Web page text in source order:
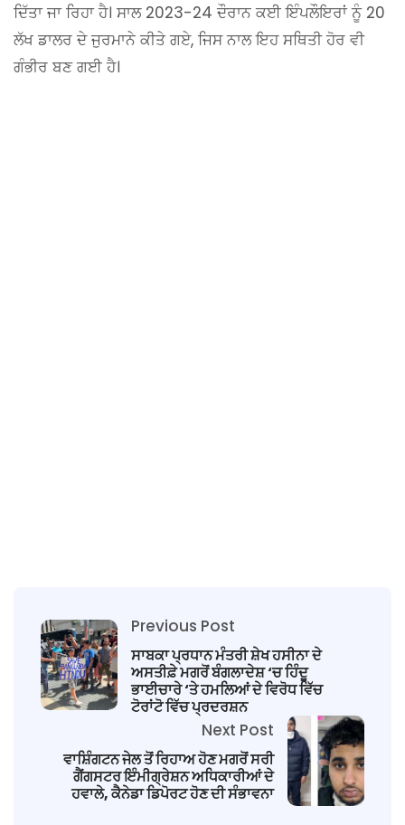
ਦਿੱਤਾ ਜਾ ਰਿਹਾ ਹੈ। ਸਾਲ 2023-24 ਦੌਰਾਨ ਕਈ ਇੰਪਲੌਇਰਾਂ ਨੂੰ 20
ਲੱਖ ਡਾਲਰ ਦੇ ਜੁਰਮਾਨੇ ਕੀਤੇ ਗਏ, ਜਿਸ ਨਾਲ ਇਹ ਸਥਿਤੀ ਹੋਰ ਵੀ
ਗੰਭੀਰ ਬਣ ਗਈ ਹੈ।
Previous Post
ਸਾਬਕਾ ਪ੍ਰਧਾਨ ਮੰਤਰੀ ਸ਼ੇਖ ਹਸੀਨਾ ਦੇ
ਅਸਤੀਫ਼ੇ ਮਗਰੋਂ ਬੰਗਲਾਦੇਸ਼ ‘ਚ ਹਿੰਦੂ
ਭਾਈਚਾਰੇ ‘ਤੇ ਹਮਲਿਆਂ ਦੇ ਵਿਰੋਧ ਵਿੱਚ
ਟੋਰਾਂਟੋ ਵਿੱਚ ਪ੍ਰਦਰਸ਼ਨ
Next Post
ਵਾਸ਼ਿੰਗਟਨ ਜੇਲ ਤੋਂ ਰਿਹਾਅ ਹੋਣ ਮਗਰੋਂ ਸਰੀ
ਗੈਂਗਸਟਰ ਇੰਮੀਗ੍ਰੇਸ਼ਨ ਅਧਿਕਾਰੀਆਂ ਦੇ
ਹਵਾਲੇ, ਕੈਨੇਡਾ ਡਿਪੋਰਟ ਹੋਣ ਦੀ ਸੰਭਾਵਨਾ